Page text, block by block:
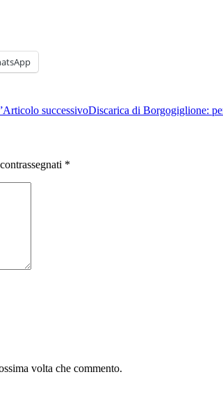
Articolo successivoDiscarica di Borgogiglione:
*
volta che commento.